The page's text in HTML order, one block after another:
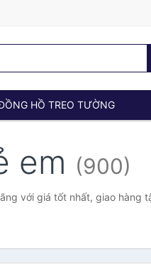
HỒ TREO TƯỜNG
em (900)
với giá tốt nhất, giao hàng